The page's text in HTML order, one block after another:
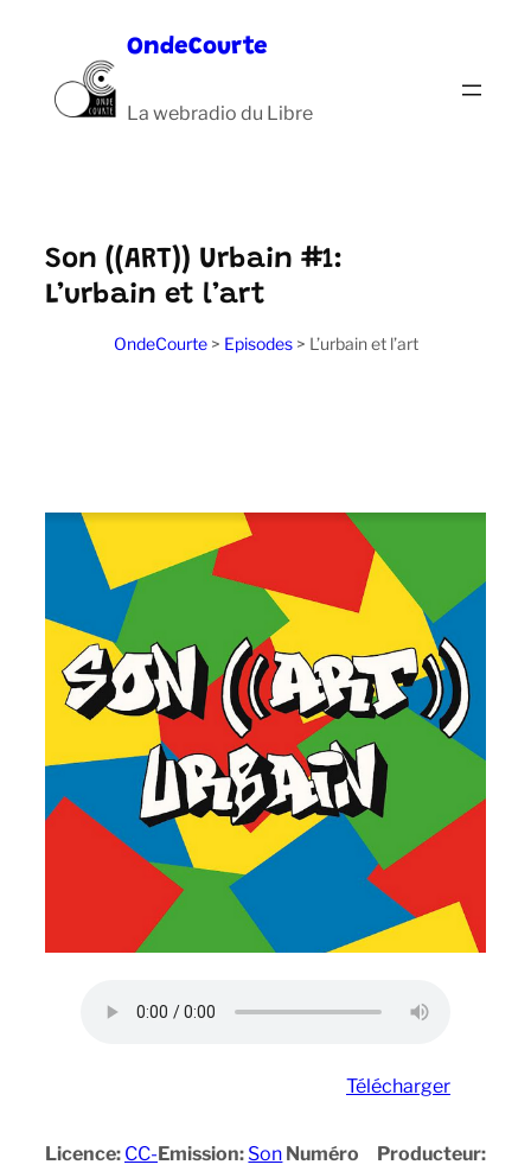
contenu
OndeCourte
La webradio du Libre
Son ((ART)) Urbain #1:
L’urbain et l’art
OndeCourte> Episodes> L’urbain et l’art
Télécharger
Licence: CC-Emission: Son Numéro
Producteur: